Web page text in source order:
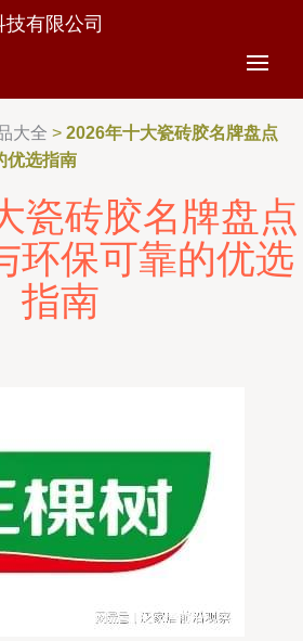
有限公司
大全 > 2026年十大瓷砖胶名牌盘点
优选指南
瓷砖胶名牌盘点
环保可靠的优选
指南